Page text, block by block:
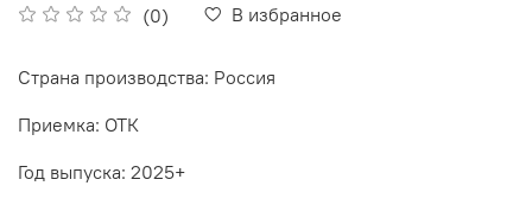
(0) В избранное
Страна производства: Россия
Приемка: ОТК
Год выпуска: 2025+